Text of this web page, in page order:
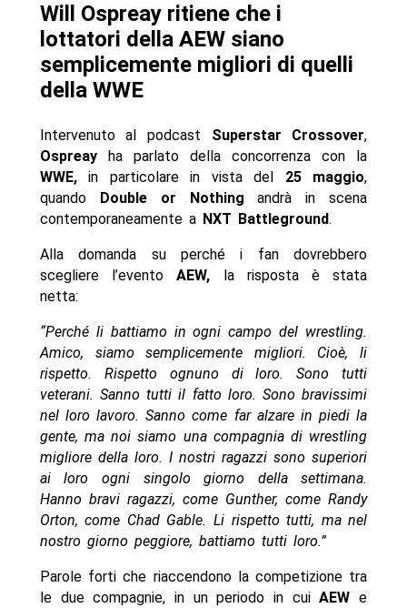
Will Ospreay ritiene che i
lottatori della AEW siano
semplicemente migliori di quelli
della WWE
Intervenuto al podcast Superstar Crossover,
Ospreayha parlato della concorrenza con la
WWE,in particolare in vista del 25 maggio,
quando
Double or Nothing andrà in scena
contemporaneamente a NXT Battleground.
Alla domanda su perché i fan dovrebbero
scegliere l’eventoAEW, la risposta è stata
netta:
“Perché li battiamo in ogni campo del wrestling.
Amico, siamo semplicemente migliori. Cioè, li
rispetto. Rispetto ognuno di loro. Sono tutti
veterani. Sanno tutti il fatto loro. Sono bravissimi
nel loro lavoro. Sanno come far alzare in piedi la
gente, ma noi siamo una compagnia di wrestling
migliore della loro. I nostri ragazzi sono superiori
ai loro ogni singolo giorno della settimana.
Hanno bravi ragazzi, come Gunther, come Randy
Orton, come Chad Gable. Li rispetto tutti, ma nel
nostro giorno peggiore, battiamo tutti loro.”
Parole forti che riaccendono la competizione tra
le due compagnie, in un periodo in cuiAEW e